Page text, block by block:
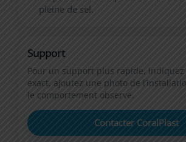
pleine de sel.
Support
Pour un support plus rapide, indiquez
exact, ajoutez une photo de
le comportement observé.
Contacter CoralPlast